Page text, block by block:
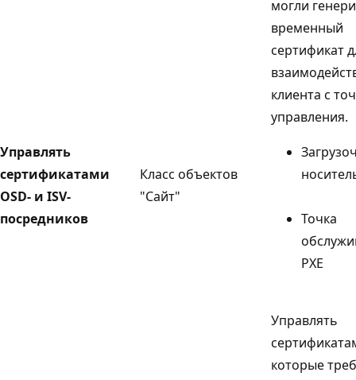
Управлять
сертификатами
OSD- и ISV-
посредников
Класс объектов
"Сайт"
могли
временный
сертификат
клиента с
управления.
Точка
PXE
Управлять
которые